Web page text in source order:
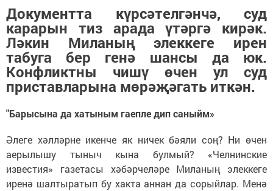
Документта күрсәтелгәнчә, суд
карарын тиз арада үтәргә кирәк.
Ләкин Миланың элеккеге ирен
табуга бер генә шансы да юк.
Конфликтны чишү өчен ул суд
приставларына мөрәҗәгать иткән.
"Барысына да хатыным гаепле дип саныйм»
Әлеге хәлләрне икенче як ничек бәяли соң? Ни өчен
аерылышу тыныч кына булмый? «Челнинские
известия» газетасы хәбәрчеләре Миланың элеккеге
иренә шалтыратып бу хакта аннан да сорыйлар. Менә